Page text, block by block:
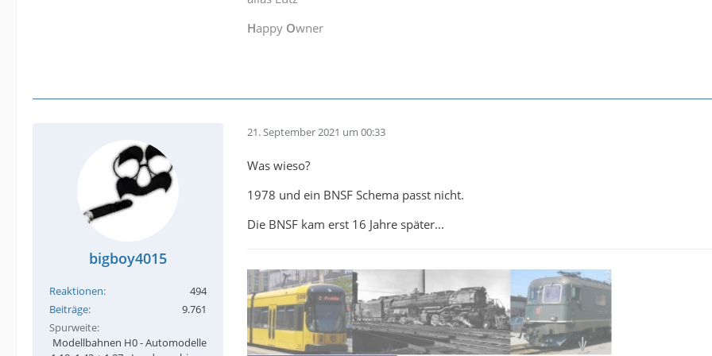
Happy Owner
bigboy4015
Reaktionen
494
Beiträge
9.761
Spurweite
Modellbahnen H0 - Automodelle
21. September 2021 um 00:33
Was wieso?
1978 und ein BNSF Schema passt nicht.
Die BNSF kam erst 16 Jahre später...